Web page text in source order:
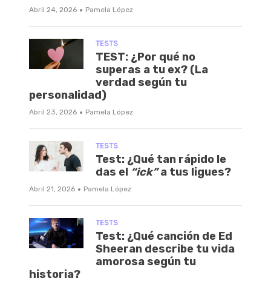
Abril 24, 2026 · Pamela López
TESTS
TEST: ¿Por qué no
superas a tu ex? (La
verdad según tu
personalidad)
Abril 23, 2026 · Pamela López
TESTS
Test: ¿Qué tan rápido le
das el “ick”a tus ligues?
Abril 21, 2026 · Pamela López
TESTS
Test: ¿Qué canción de Ed
Sheeran describe tu vida
amorosa según tu
historia?